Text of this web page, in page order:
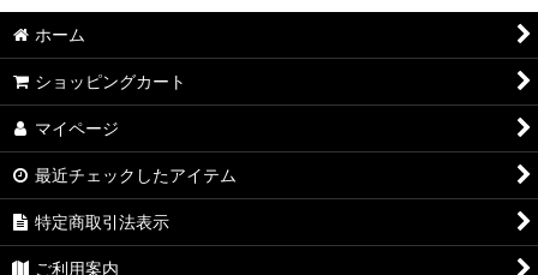
ホーム
ショッピングカート
マイページ
最近チェックしたアイテム
特定商取引法表示
ご利用案内